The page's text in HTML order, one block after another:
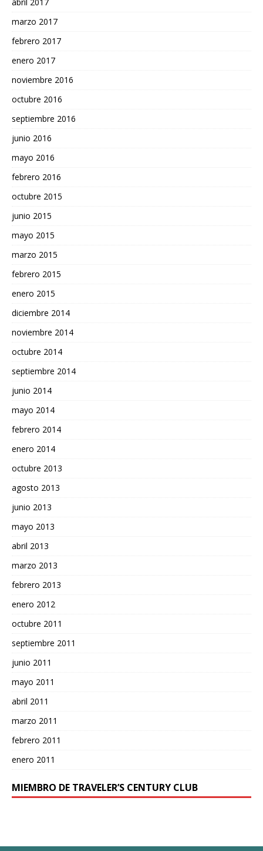
marzo 2017
febrero 2017
enero 2017
noviembre 2016
octubre 2016
septiembre 2016
junio 2016
mayo 2016
febrero 2016
octubre 2015
junio 2015
mayo 2015
marzo 2015
febrero 2015
enero 2015
diciembre 2014
noviembre 2014
octubre 2014
septiembre 2014
junio 2014
mayo 2014
febrero 2014
enero 2014
octubre 2013
agosto 2013
junio 2013
mayo 2013
abril 2013
marzo 2013
febrero 2013
enero 2012
octubre 2011
septiembre 2011
junio 2011
mayo 2011
abril 2011
marzo 2011
febrero 2011
enero 2011
MIEMBRO DE TRAVELER’S CENTURY CLUB